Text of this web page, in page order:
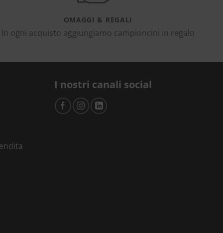
OMAGGI & REGALI
In ogni acquisto aggiungiamo campioncini in regalo
I nostri canali social